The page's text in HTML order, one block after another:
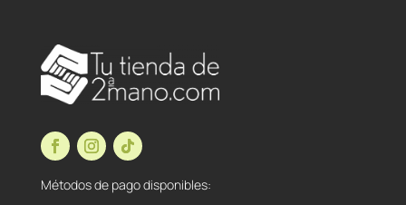
Métodos de pago disponibles: